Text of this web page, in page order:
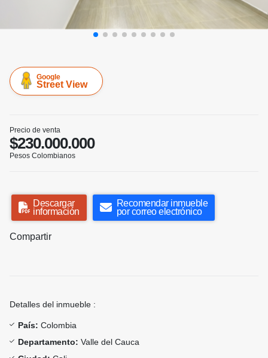
Google
Street View
Precio de venta
$230.000.000
Pesos Colombianos
Descargar
información
Recomendar inmueble
por correo electrónico
Compartir
Detalles del inmueble :
País: Colombia
Departamento: Valle del Cauca